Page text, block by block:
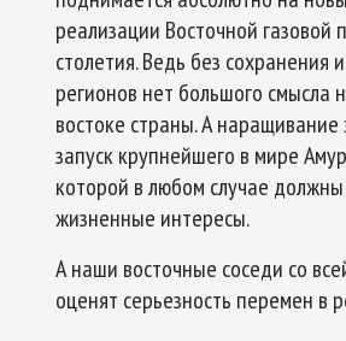
реализации Восточной
столетия. Ведь без
регионов нет большого смысла
востоке страны. А
запуск крупнейшего в мире
которой в любом случае
жизненные интересы.
А наши восточные соседи со
оценят серьезность перемен в